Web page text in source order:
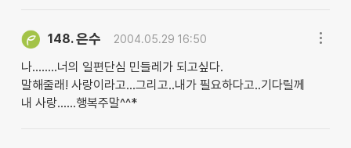
148.은수 2004.05.29 16:50
나........너의 일편단심 민들레가 되고싶다.
말해줄래! 사랑이라고...그리고..내가 필요하다고..기다릴께
내 사랑......행복주말^^*